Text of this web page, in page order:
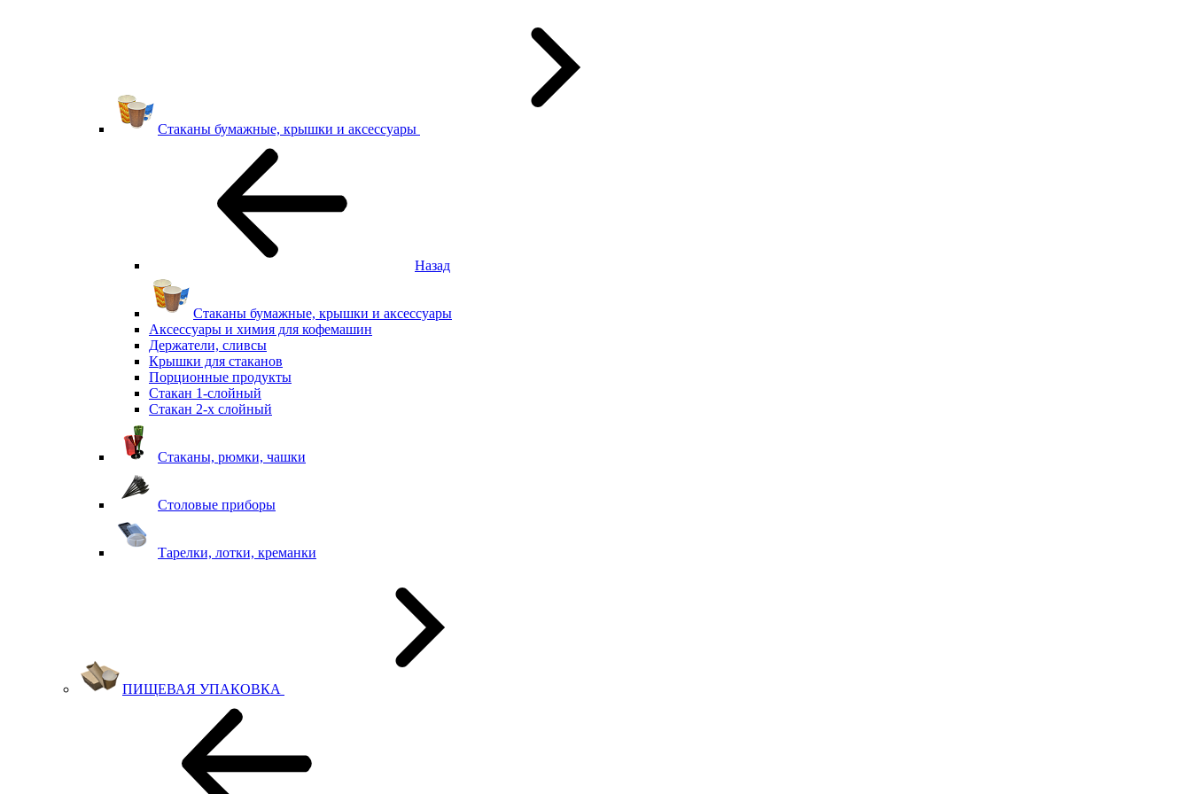
Стаканы бумажные, крышки и аксессуары
Назад
Стаканы бумажные, крышки и аксессуары
Аксессуары и химия для кофемашин
Держатели, сливсы
Крышки для стаканов
Порционные продукты
Стакан 1-слойный
Стакан 2-х слойный
Стаканы, рюмки, чашки
Столовые приборы
Тарелки, лотки, креманки
ПИЩЕВАЯ УПАКОВКА